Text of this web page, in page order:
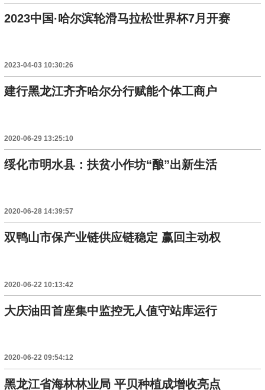
2023中国·哈尔滨轮滑马拉松世界杯7月开赛
2023-04-03 10:30:26
建行黑龙江齐齐哈尔分行赋能个体工商户
2020-06-29 13:25:10
绥化市明水县：扶贫小作坊“酿”出新生活
2020-06-28 14:39:57
双鸭山市保产业链供应链稳定 赢回主动权
2020-06-22 10:13:42
大庆油田首座集中监控无人值守站库运行
2020-06-22 09:54:12
黑龙江省海林林业局 平贝种植成增收亮点